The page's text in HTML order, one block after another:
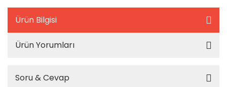
Ürün Bilgisi
Ürün Yorumları
Soru & Cevap